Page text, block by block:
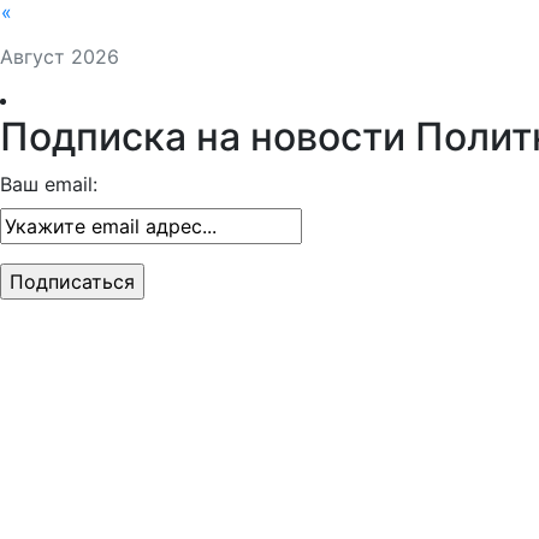
Август 2026
«
Подписка на новости
Ваш email: